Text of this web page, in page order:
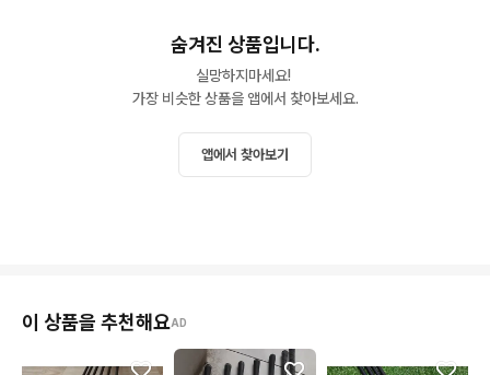
숨겨진 상품입니다.
실망하지마세요!
가장 비슷한 상품을 앱에서 찾아보세요.
앱에서 찾아보기
이 상품을 추천해요AD